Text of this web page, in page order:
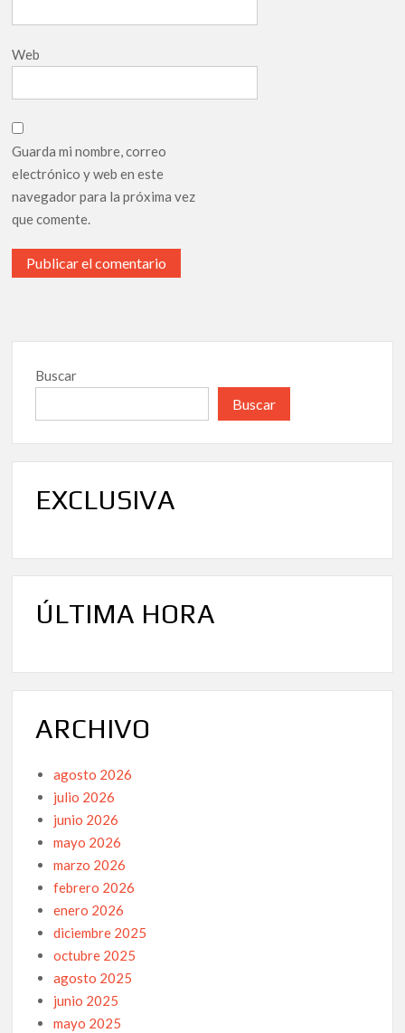
Web
Guarda mi nombre, correo
electrónico y web en este
navegador para la próxima vez
que comente.
Buscar
Buscar
EXCLUSIVA
ÚLTIMA HORA
ARCHIVO
agosto 2026
julio 2026
junio 2026
mayo 2026
marzo 2026
febrero 2026
enero 2026
diciembre 2025
octubre 2025
agosto 2025
junio 2025
mayo 2025